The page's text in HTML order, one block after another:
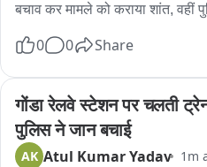
बचाव कर मामले को कराया शांत, वहीं
उल्लंघन/ हुड़दंग करने वाले अपराधियों
नगर क्षेत्र के बस स्टैंड के पास का पूरा
0 0 Share
गोंडा रेलवे स्टेशन पर चलती
पुलिस ने जान बचाई
AK Atul Kumar Yadav 1m